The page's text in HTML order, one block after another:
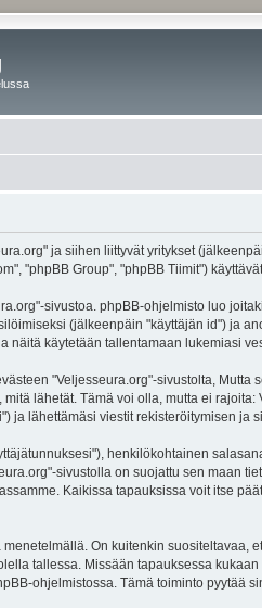
ja siihen liittyvät yritykset
"phpBB Group", "phpBB Tiimit")
sivustoa. phpBB-ohjelmisto luo
(jälkeenpäin "käyttäjän id") ja
käytetään tallentamaan lukemiasi
"Veljesseura.org"-sivustolta,
lähetät. Tämä voi olla, mutta ei
ja lähettämäsi viestit rekisteröitymisen ja
henkilökohtainen
sivustolla on suojattu sen maan
Kaikissa tapauksissa voit itse
On kuitenkin
tallessa. Missään tapauksessa
ohjelmistossa. Tämä toiminto